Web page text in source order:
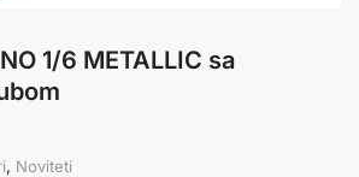
1/6 METALLIC sa
, Noviteti